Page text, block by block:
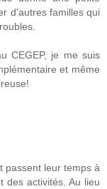
d'autres familles qui
CEGEP, je me suis
et même
passent leur temps à
des activités. Au lieu